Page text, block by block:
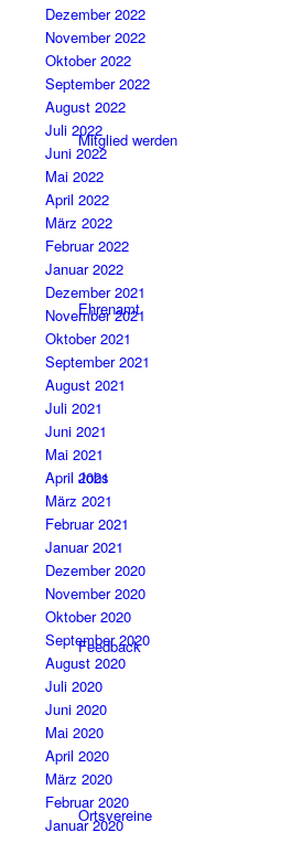
Mitglied werden
Ehrenamt
Jobs
Feedback
Ortsvereine
Dezember 2022
November 2022
Oktober 2022
September 2022
August 2022
Juli 2022
Juni 2022
Mai 2022
April 2022
März 2022
Februar 2022
Januar 2022
Dezember 2021
November 2021
Oktober 2021
September 2021
August 2021
Juli 2021
Juni 2021
Mai 2021
April 2021
März 2021
Februar 2021
Januar 2021
Dezember 2020
November 2020
Oktober 2020
September 2020
August 2020
Juli 2020
Juni 2020
Mai 2020
April 2020
März 2020
Februar 2020
Januar 2020